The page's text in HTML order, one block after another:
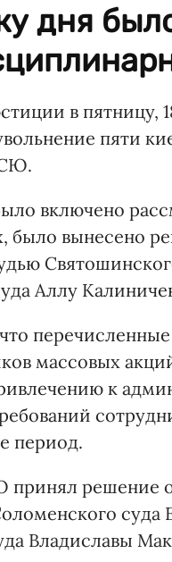
дня
в пятницу,
пяти
включено
было вынесено
Аллу
массовых
к
период.
решение
Владиславы